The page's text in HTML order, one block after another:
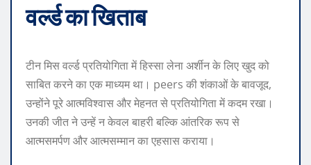
वर्ल्ड का खिताब
टीन मिस वर्ल्ड प्रतियोगिता में हिस्सा लेना अर्शीन के लिए खुद को
साबित करने का एक माध्यम था। peers की शंकाओं के बावजूद,
उन्होंने पूरे आत्मविश्वास और मेहनत से प्रतियोगिता में कदम रखा।
उनकी जीत ने उन्हें न केवल बाहरी बल्कि आंतरिक रूप से
आत्मसमर्पण और आत्मसम्मान का एहसास कराया।